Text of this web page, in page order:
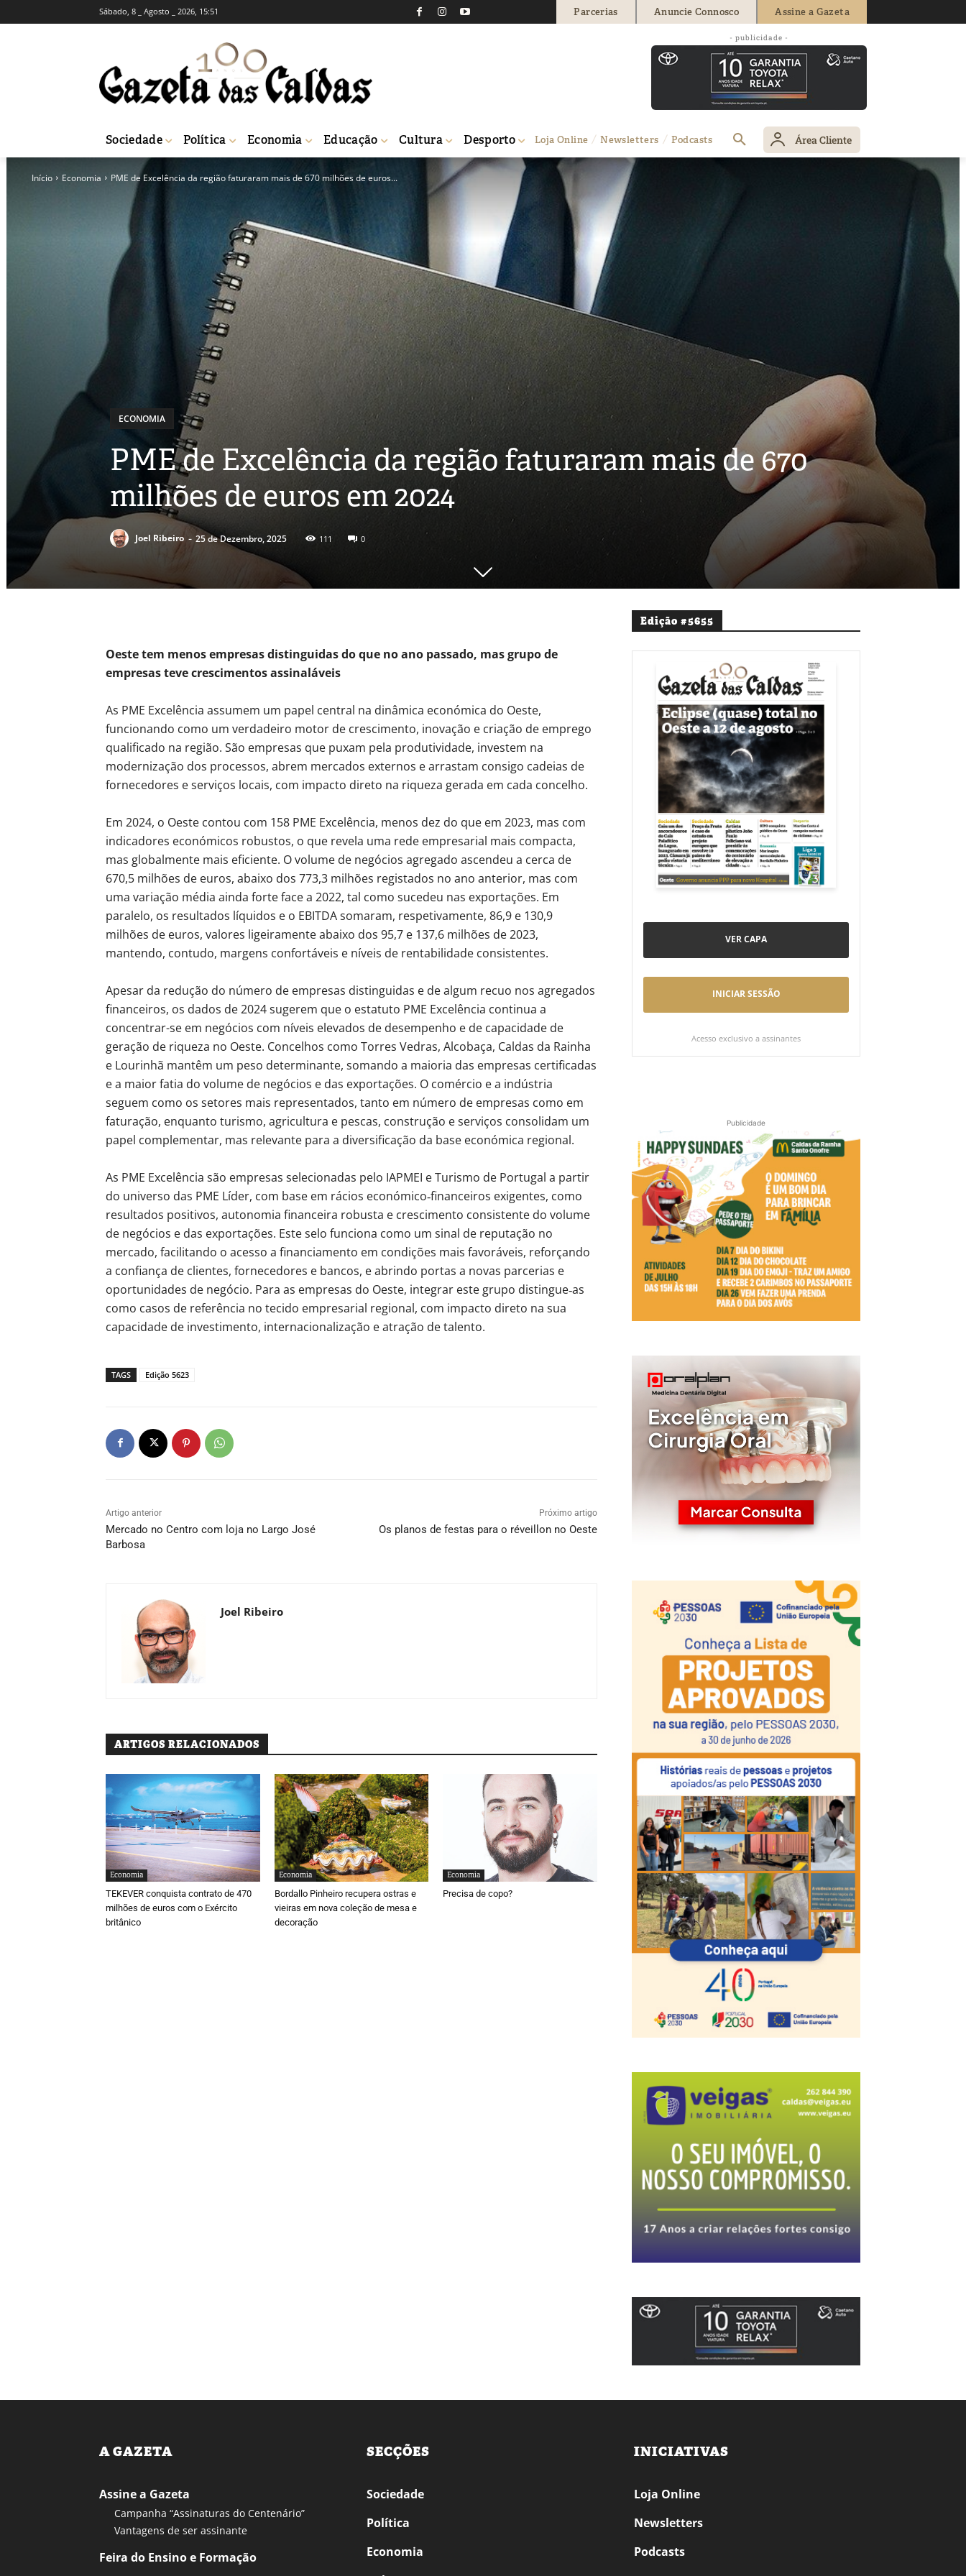
Sábado, 8 _ Agosto _ 2026, 15:51 Parcerias Anuncie Connosco Assine a Gazeta
- publicidade -
Sociedade Política Economia Educação Cultura Desporto Loja Online Newsletters Podcasts Área Cliente
Início Economia PME de Excelência da região faturaram mais de 670 milhões de euros...
ECONOMIA
PME de Excelência da região faturaram mais de 670
milhões de euros em 2024
Joel Ribeiro - 25 de Dezembro, 2025 111 0
Oeste tem menos empresas distinguidas do que no ano passado, mas grupo de
empresas teve crescimentos assinaláveis
As PME Excelência assumem um papel central na dinâmica económica do Oeste,
funcionando como um verdadeiro motor de crescimento, inovação e criação de emprego
qualificado na região. São empresas que puxam pela produtividade, investem na
modernização dos processos, abrem mercados externos e arrastam consigo cadeias de
fornecedores e serviços locais, com impacto direto na riqueza gerada em cada concelho.
Em 2024, o Oeste contou com 158 PME Excelência, menos dez do que em 2023, mas com
indicadores económicos robustos, o que revela uma rede empresarial mais compacta,
mas globalmente mais eficiente. O volume de negócios agregado ascendeu a cerca de
670,5 milhões de euros, abaixo dos 773,3 milhões registados no ano anterior, mas com
uma variação média ainda forte face a 2022, tal como sucedeu nas exportações. Em
paralelo, os resultados líquidos e o EBITDA somaram, respetivamente, 86,9 e 130,9
milhões de euros, valores ligeiramente abaixo dos 95,7 e 137,6 milhões de 2023,
mantendo, contudo, margens confortáveis e níveis de rentabilidade consistentes.​
Apesar da redução do número de empresas distinguidas e de algum recuo nos agregados
financeiros, os dados de 2024 sugerem que o estatuto PME Excelência continua a
concentrar-se em negócios com níveis elevados de desempenho e de capacidade de
geração de riqueza no Oeste. Concelhos como Torres Vedras, Alcobaça, Caldas da Rainha
e Lourinhã mantêm um peso determinante, somando a maioria das empresas certificadas
e a maior fatia do volume de negócios e das exportações. O comércio e a indústria
seguem como os setores mais representados, tanto em número de empresas como em
faturação, enquanto turismo, agricultura e pescas, construção e serviços consolidam um
papel complementar, mas relevante para a diversificação da base económica regional.​
As PME Excelência são empresas selecionadas pelo IAPMEI e Turismo de Portugal a partir
do universo das PME Líder, com base em rácios económico‑financeiros exigentes, como
resultados positivos, autonomia financeira robusta e crescimento consistente do volume
de negócios e das exportações. Este selo funciona como um sinal de reputação no
mercado, facilitando o acesso a financiamento em condições mais favoráveis, reforçando
a confiança de clientes, fornecedores e bancos, e abrindo portas a novas parcerias e
oportunidades de negócio. Para as empresas do Oeste, integrar este grupo distingue‑as
como casos de referência no tecido empresarial regional, com impacto direto na sua
capacidade de investimento, internacionalização e atração de talento.
TAGS Edição 5623
Artigo anterior
Mercado no Centro com loja no Largo José
Barbosa
Próximo artigo
Os planos de festas para o réveillon no Oeste
Joel Ribeiro
ARTIGOS RELACIONADOS
Economia
TEKEVER conquista contrato de 470
milhões de euros com o Exército
britânico
Economia
Bordallo Pinheiro recupera ostras e
vieiras em nova coleção de mesa e
decoração
Economia
Precisa de copo?
Edição #5655
VER CAPA
INICIAR SESSÃO
Acesso exclusivo a assinantes
Publicidade
A GAZETA
Assine a Gazeta
Campanha “Assinaturas do Centenário”
Vantagens de ser assinante
Feira do Ensino e Formação
SECÇÕES
Sociedade
Política
Economia
INICIATIVAS
Loja Online
Newsletters
Podcasts